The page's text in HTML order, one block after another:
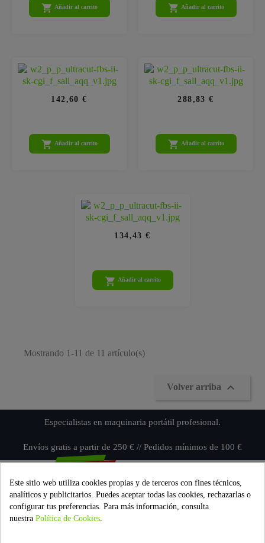
 Añadir al carrito  Añadir al carrito
142,60 €
 Añadir al carrito
288,83 €
 Añadir al carrito
134,43 €
 Añadir al carrito
Mostrando 1-11 de 11 artículo(s)
Volver arriba 
Especialistas en maquinaria portátil profesional.
Envíos gratis a partir de 250 € // Pedidos mínimos de 100 €
INFORMACIÓN DE LA TIENDA
Este sitio web utiliza cookies propias y de terceros con fines técnicos,
analíticos y publicitarios. Puedes aceptar todas las cookies, rechazarlas o
configurar tus preferencias. Para más información, consulta
nuestra Política de Cookies.